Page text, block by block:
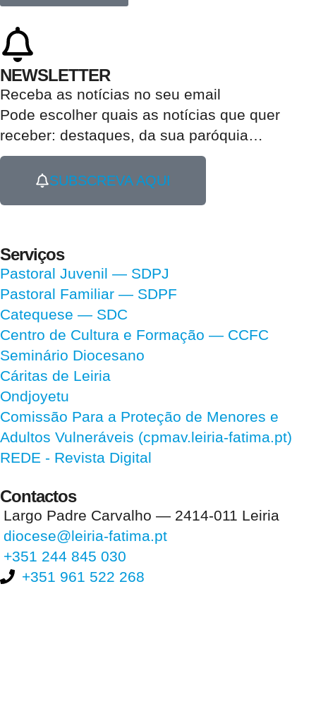
NEWSLETTER
Receba as notícias no seu email​
Pode escolher quais as notícias que quer
receber: destaques, da sua paróquia…
SUBSCREVA AQUI
Serviços
Pastoral Juvenil — SDPJ
Pastoral Familiar — SDPF
Catequese — SDC
Centro de Cultura e Formação — CCFC
Seminário Diocesano
Cáritas de Leiria
Ondjoyetu
Comissão Para a Proteção de Menores e
Adultos Vulneráveis (cpmav.leiria-fatima.pt)
REDE - Revista Digital
Contactos
Largo Padre Carvalho — 2414-011 Leiria
diocese@leiria-fatima.pt
+351 244 845 030
+351 961 522 268